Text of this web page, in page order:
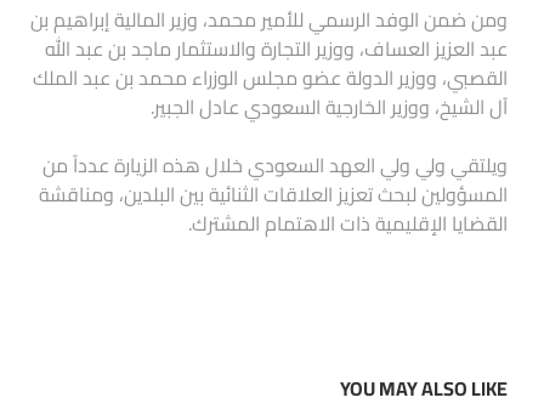
ومن ضمن الوفد الرسمي للأمير محمد، وزير المالية إبراهيم بن
عبد العزيز العساف، ووزير التجارة والاستثمار ماجد بن عبد الله
القصبي، ووزير الدولة عضو مجلس الوزراء محمد بن عبد الملك
آل الشيخ، ووزير الخارجية السعودي عادل الجبير.
ويلتقي ولي ولي العهد السعودي خلال هذه الزيارة عدداً من
المسؤولين لبحث تعزيز العلاقات الثنائية بين البلدين، ومناقشة
القضايا الإقليمية ذات الاهتمام المشترك.
YOU MAY ALSO LIKE